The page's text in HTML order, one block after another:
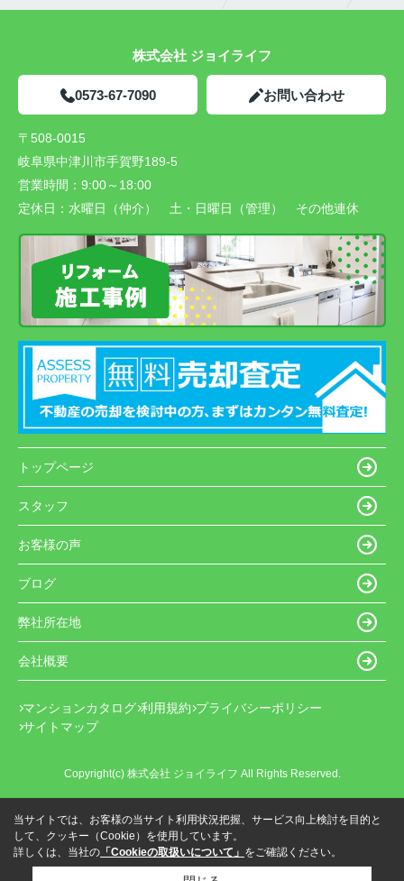
株式会社 ジョイライフ
0573-67-7090 お問い合わせ
〒508-0015
岐阜県中津川市手賀野189-5
営業時間： 9:00～18:00
定休日： 水曜日（仲介） 土・日曜日（管理） その他連休
トップページ
スタッフ
お客様の声
ブログ
弊社所在地
会社概要
マンションカタログ 利用規約 プライバシーポリシー
サイトマップ
Copyright(c) 株式会社 ジョイライフ All Rights Reserved.
当サイトでは、お客様の当サイト利用状況把握、サービス向上検討を目的と
して、クッキー（Cookie）を使用しています。
詳しくは、当社の 「Cookieの取扱いについて」 をご確認ください。